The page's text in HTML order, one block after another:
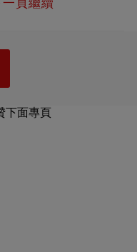
頁繼續
下面專頁